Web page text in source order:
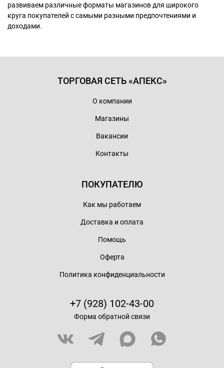
развиваем различные форматы магазинов для широкого
круга покупателей с самыми разными предпочтениями и
доходами.
ТОРГОВАЯ СЕТЬ «АПЕКС»
О компании
Магазины
Вакансии
Контакты
ПОКУПАТЕЛЮ
Как мы работаем
Доставка и оплата
Помощь
Оферта
Политика конфиденциальности
+7 (928) 102-43-00
Форма обратной связи